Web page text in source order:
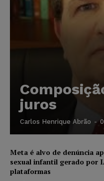
juros
Carlos Henrique Abrão -
Meta é alvo de denúncia
sexual infantil gerado por
plataformas